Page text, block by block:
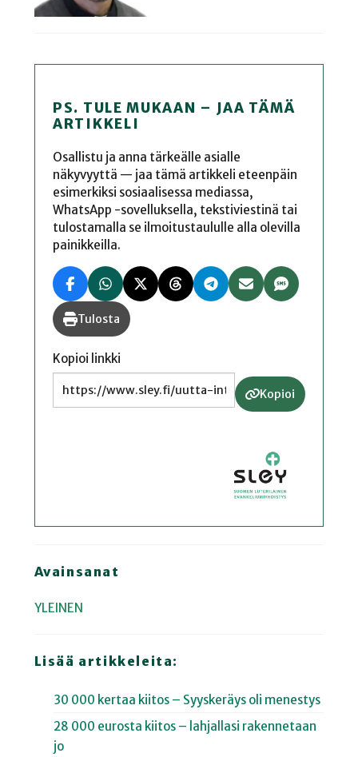
PS. TULE MUKAAN – JAA TÄMÄ
ARTIKKELI
Osallistu ja anna tärkeälle asialle
näkyvyyttä — jaa tämä artikkeli eteenpäin
esimerkiksi sosiaalisessa mediassa,
WhatsApp -sovelluksella, tekstiviestinä tai
tulostamalla se ilmoitustaululle alla olevilla
painikkeilla.
Tulosta
Kopioi linkki
Kopioi
Avainsanat
YLEINEN
Lisää artikkeleita:
30 000 kertaa kiitos – Syyskeräys oli menestys
28 000 eurosta kiitos – lahjallasi rakennetaan
jo